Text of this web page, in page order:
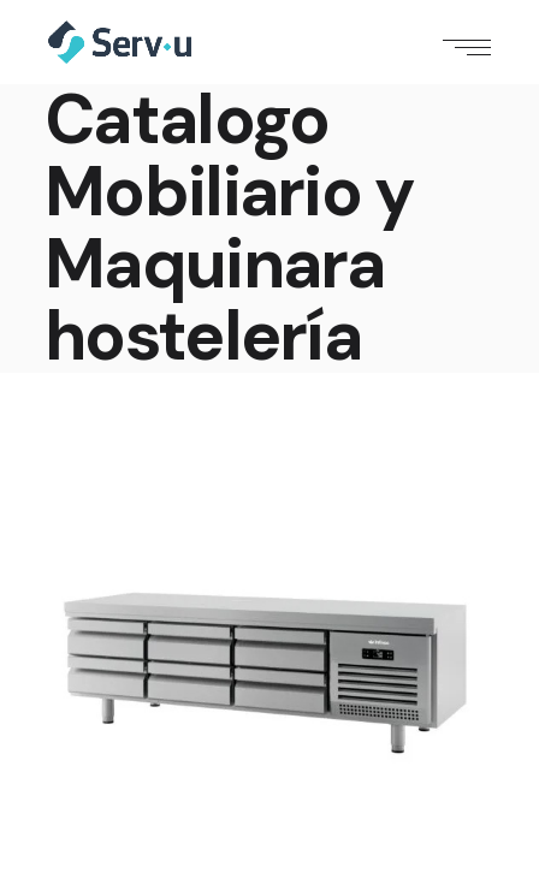
Catalogo
Mobiliario y
Maquinara
hostelería